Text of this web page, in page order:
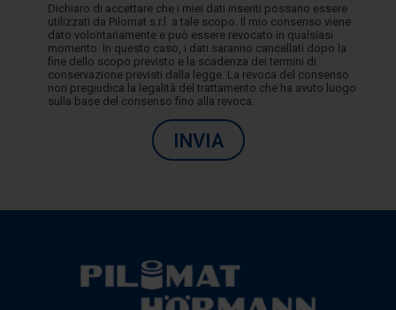
Dichiaro di accettare che i miei dati inseriti possano essere
utilizzati da Pilomat s.r.l. a tale scopo. Il mio consenso viene
dato volontariamente e può essere revocato in qualsiasi
momento. In questo caso, i dati saranno cancellati dopo la
fine dello scopo previsto e la scadenza dei termini di
conservazione previsti dalla legge. La revoca del consenso
non pregiudica la legalità del trattamento che ha avuto luogo
sulla base del consenso fino alla revoca.
INVIA